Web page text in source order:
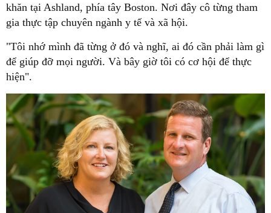
khăn tại Ashland, phía tây Boston. Nơi đây cô từng tham
gia thực tập chuyên ngành y tế và xã hội.
"Tôi nhớ mình đã từng ở đó và nghĩ, ai đó cần phải làm gì
để giúp đỡ mọi người. Và bây giờ tôi có cơ hội để thực
hiện".